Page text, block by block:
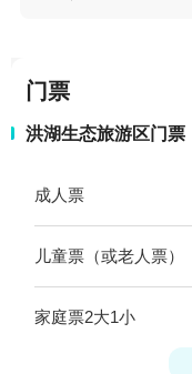
门票
洪湖生态旅游区门票
成人票
儿童票（或老人票）
家庭票2大1小